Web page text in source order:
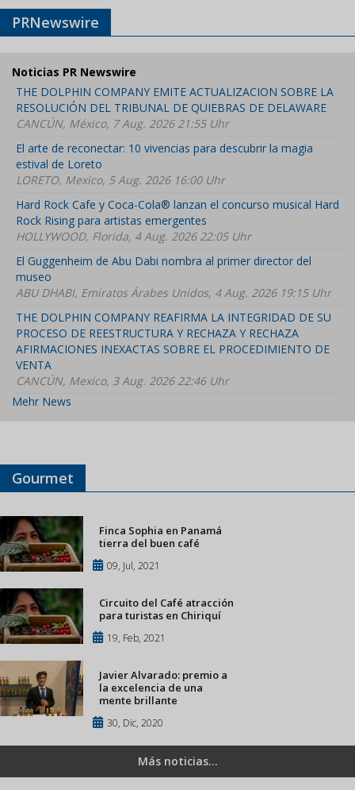
PRNewswire
Noticias PR Newswire
THE DOLPHIN COMPANY EMITE ACTUALIZACION SOBRE LA
RESOLUCIÓN DEL TRIBUNAL DE QUIEBRAS DE DELAWARE
CANCÚN, México, 7 Aug. 2026 21:55 Uhr
El arte de reconectar: 10 vivencias para descubrir la magia
estival de Loreto
LORETO, Mexico, 5 Aug. 2026 16:00 Uhr
Hard Rock Cafe y Coca-Cola® lanzan el concurso musical Hard
Rock Rising para artistas emergentes
HOLLYWOOD, Florida, 4 Aug. 2026 22:05 Uhr
El Guggenheim de Abu Dabi nombra al primer director del
museo
ABU DHABI, Emiratos Árabes Unidos, 4 Aug. 2026 19:15 Uhr
THE DOLPHIN COMPANY REAFIRMA LA INTEGRIDAD DE SU
PROCESO DE REESTRUCTURA Y RECHAZA Y RECHAZA
AFIRMACIONES INEXACTAS SOBRE EL PROCEDIMIENTO DE
VENTA
CANCÚN, Mexico, 3 Aug. 2026 22:46 Uhr
Mehr News
Gourmet
Finca Sophia en Panamá
tierra del buen café
09, Jul, 2021
Circuito del Café atracción
para turistas en Chiriquí
19, Feb, 2021
Javier Alvarado: premio a
la excelencia de una
mente brillante
30, Dic, 2020
Más noticias...